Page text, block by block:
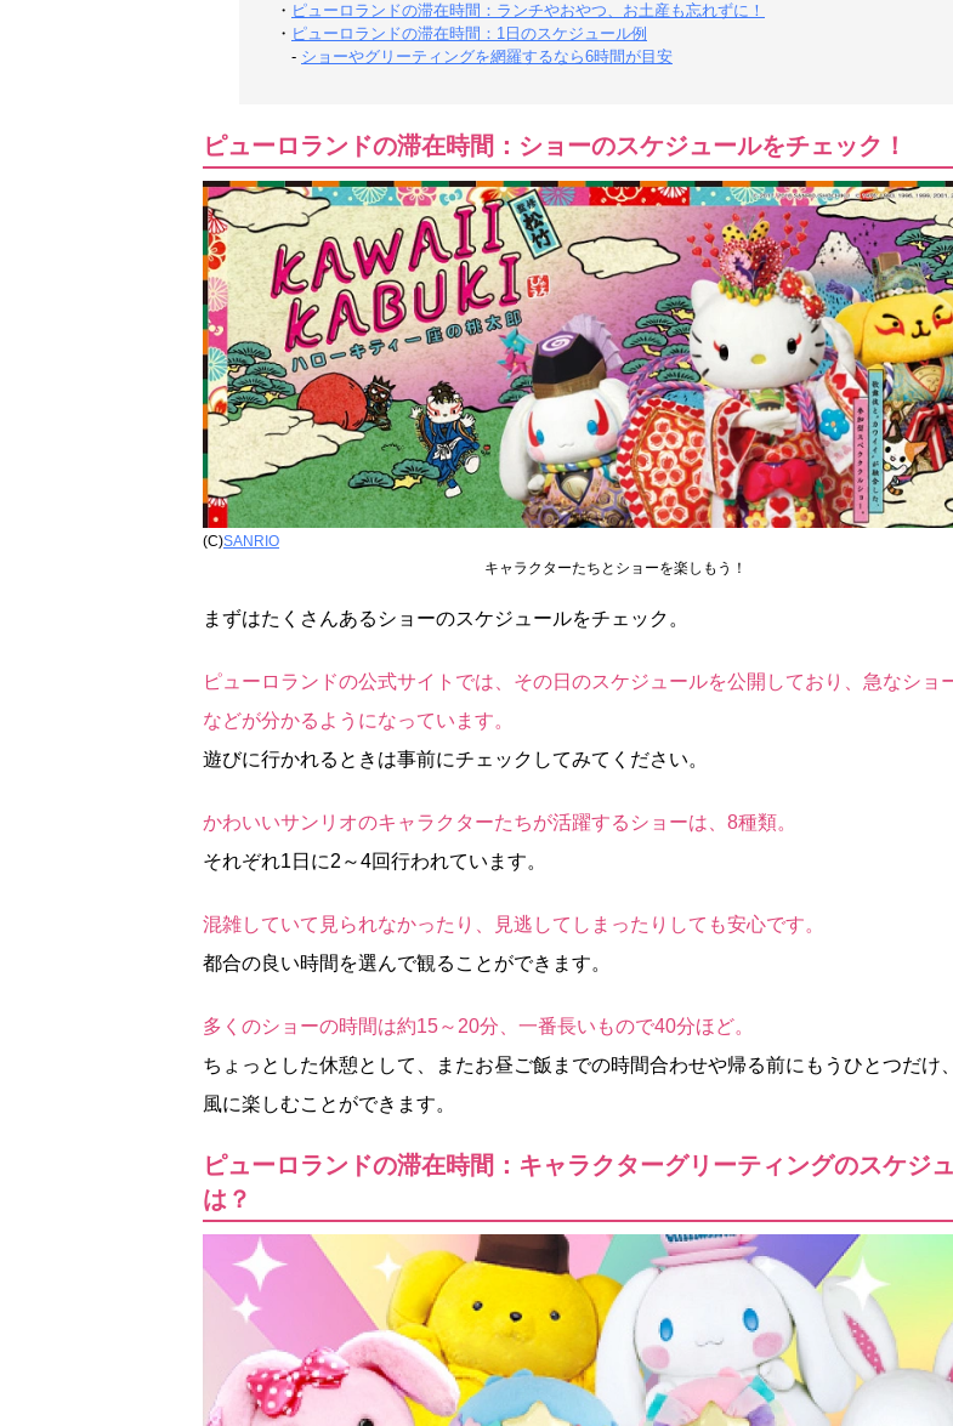
・ ピューロランドの滞在時間：ランチやおやつ、お土産も忘れずに！
・ ピューロランドの滞在時間：1日のスケジュール例
- ショーやグリーティングを網羅するなら6時間が目安
ピューロランドの滞在時間：ショーのスケジュールをチェック！
(C)SANRIO
キャラクターたちとショーを楽しもう！
まずはたくさんあるショーのスケジュールをチェック。
ピューロランドの公式サイトでは、その日のスケジュールを公開しており、急なショ
などが分かるようになっています。
遊びに行かれるときは事前にチェックしてみてください。
かわいいサンリオのキャラクターたちが活躍するショーは、8種類。
それぞれ1日に2～4回行われています。
混雑していて見られなかったり、見逃してしまったりしても安心です。
都合の良い時間を選んで観ることができます。
多くのショーの時間は約15～20分、一番長いもので40分ほど。
ちょっとした休憩として、またお昼ご飯までの時間合わせや帰る前にもうひとつだけ
風に楽しむことができます。
ピューロランドの滞在時間：キャラクターグリーティングのスケジ
は？